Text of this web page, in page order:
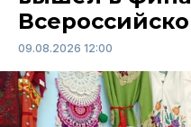
09.08.2026 12:00